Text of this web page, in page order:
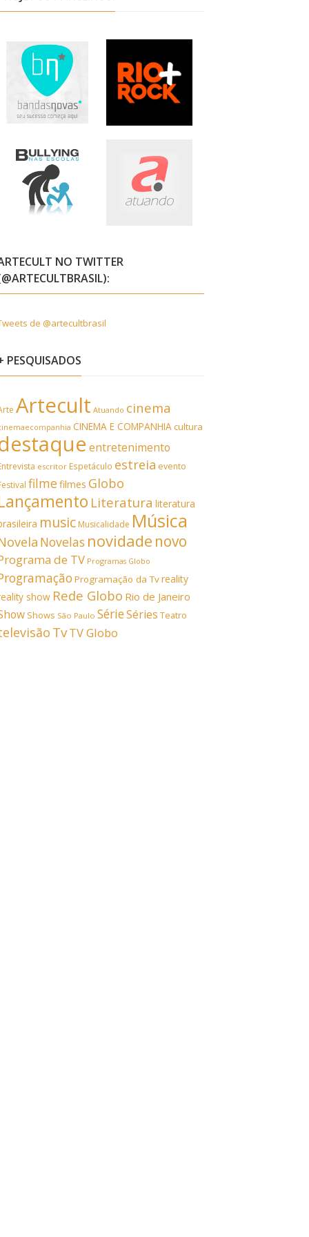
NO TWITTER
de @artecultbrasil
PESQUISADOS
Artecult Atuando cinema
CINEMA E COMPANHIAcultura
entretenimento
escritor Espetáculo estreia evento
filmefilmes Globo
Literatura literatura
music Musicalidade Música
Novelas novidade novo
de TV Programas Globo
Programação da Tvreality
show Rede Globo Rio de Janeiro
Shows São Paulo SérieSéries Teatro
TvTV Globo